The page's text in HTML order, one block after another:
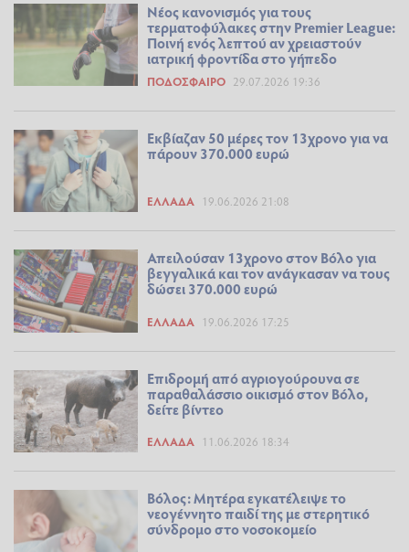
Νέος κανονισμός για τους
τερματοφύλακες στην Premier League:
Ποινή ενός λεπτού αν χρειαστούν
ιατρική φροντίδα στο γήπεδο
ΠΟΔΌΣΦΑΙΡΟ 29.07.2026 19:36
Εκβίαζαν 50 μέρες τον 13χρονο για να
πάρουν 370.000 ευρώ
ΕΛΛΆΔΑ 19.06.2026 21:08
Απειλούσαν 13χρονο στον Βόλο για
βεγγαλικά και τον ανάγκασαν να τους
δώσει 370.000 ευρώ
ΕΛΛΆΔΑ 19.06.2026 17:25
Επιδρομή από αγριογούρουνα σε
παραθαλάσσιο οικισμό στον Βόλο,
δείτε βίντεο
ΕΛΛΆΔΑ 11.06.2026 18:34
Βόλος: Μητέρα εγκατέλειψε το
νεογέννητο παιδί της με στερητικό
σύνδρομο στο νοσοκομείο